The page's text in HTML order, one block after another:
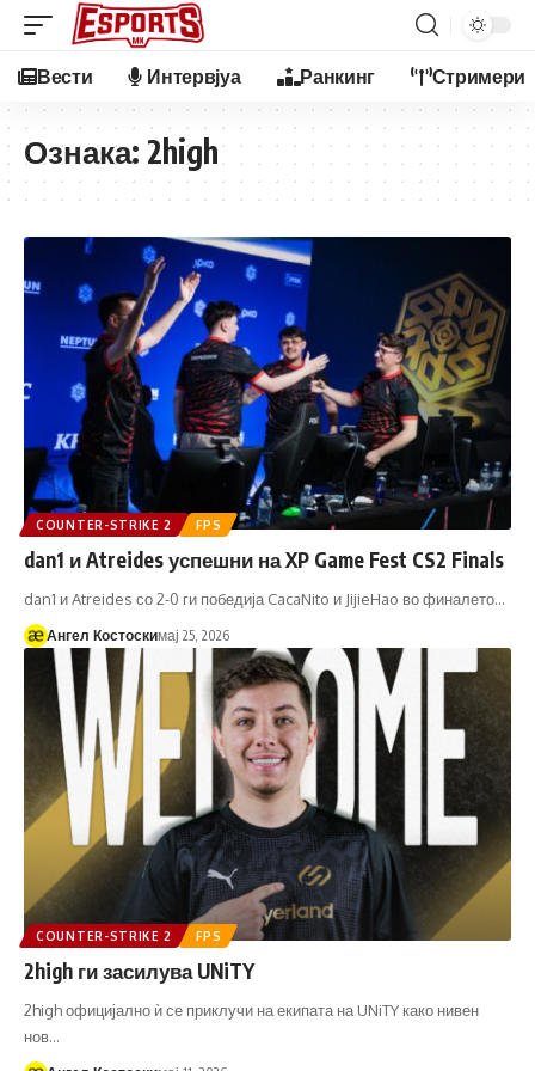
Вести Интервјуа Ранкинг Стримери
Ознака: 2high
COUNTER-STRIKE 2 FPS
dan1 и Atreides успешни на XP Game Fest CS2 Finals
dan1 и Atreides со 2-0 ги победија CacaNito и JijieHao во финалето…
Ангел Костоскимај 25, 2026
COUNTER-STRIKE 2 FPS
2high ги засилува UNiTY
2high официјално ѝ се приклучи на екипата на UNiTY како нивен
нов…